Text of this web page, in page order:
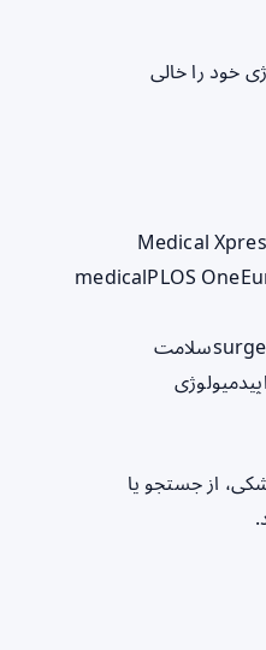
خود را خالی
Medical
medicalPLOS One
سلامت
اپیدمیولوژی
از جستجو یا